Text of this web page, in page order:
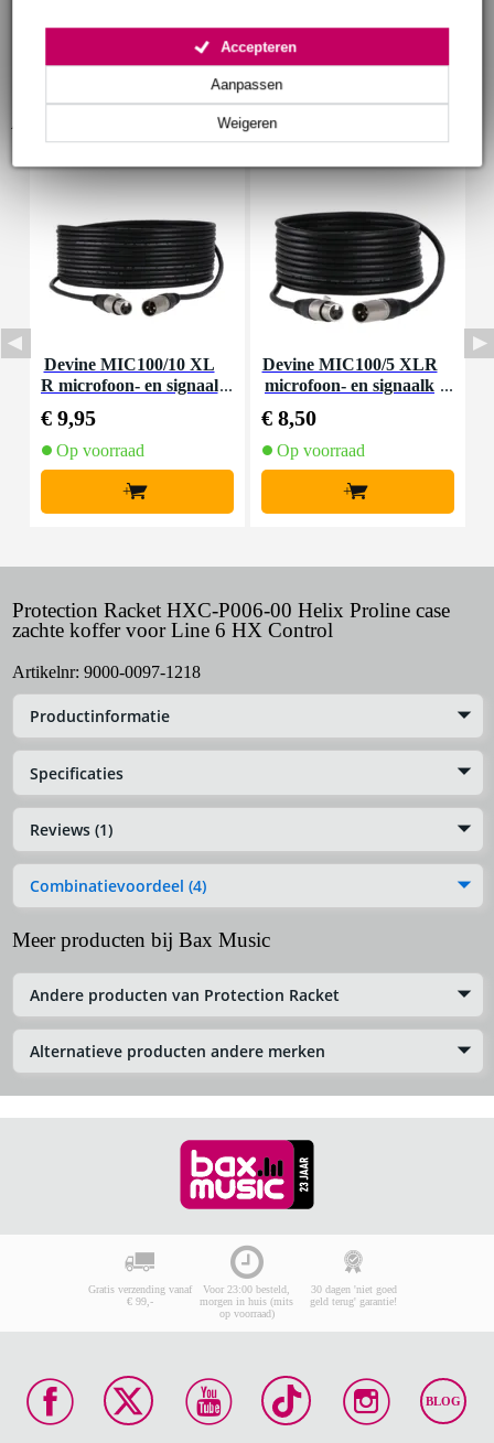
Weigeren
Aanpassen
Accepteren
Devine MIC100/10 XL
R microfoon- en signaal
€ 9,95
Op voorraad
+
Devine MIC100/5 XLR
microfoon- en signaalk
€ 8,50
Op voorraad
+
Protection Racket HXC-P006-00 Helix Proline case
zachte koffer voor Line 6 HX Control
Artikelnr: 9000-0097-1218
Productinformatie
Specificaties
Reviews (1)
Combinatievoordeel (4)
Meer producten bij Bax Music
Andere producten van Protection Racket
Alternatieve producten andere merken
Gratis verzending vanaf
€ 99,-
Voor 23:00 besteld,
morgen in huis (mits
op voorraad)
30 dagen 'niet goed
geld terug' garantie!
BLOG